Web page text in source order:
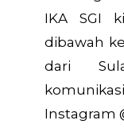
IKA SGI
dibawah
dari
Instagram